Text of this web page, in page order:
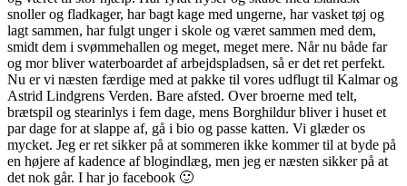
snoller og fladkager, har bagt kage med ungerne, har vasket tøj og
lagt sammen, har fulgt unger i skole og været sammen med dem,
smidt dem i svømmehallen og meget, meget mere. Når nu både far
og mor bliver waterboardet af arbejdspladsen, så er det ret perfekt.
Nu er vi næsten færdige med at pakke til vores udflugt til Kalmar og
Astrid Lindgrens Verden. Bare afsted. Over broerne med telt,
brætspil og stearinlys i fem dage, mens Borghildur bliver i huset et
par dage for at slappe af, gå i bio og passe katten. Vi glæder os
mycket. Jeg er ret sikker på at sommeren ikke kommer til at byde på
en højere af kadence af blogindlæg, men jeg er næsten sikker på at
det nok går. I har jo facebook 🙂